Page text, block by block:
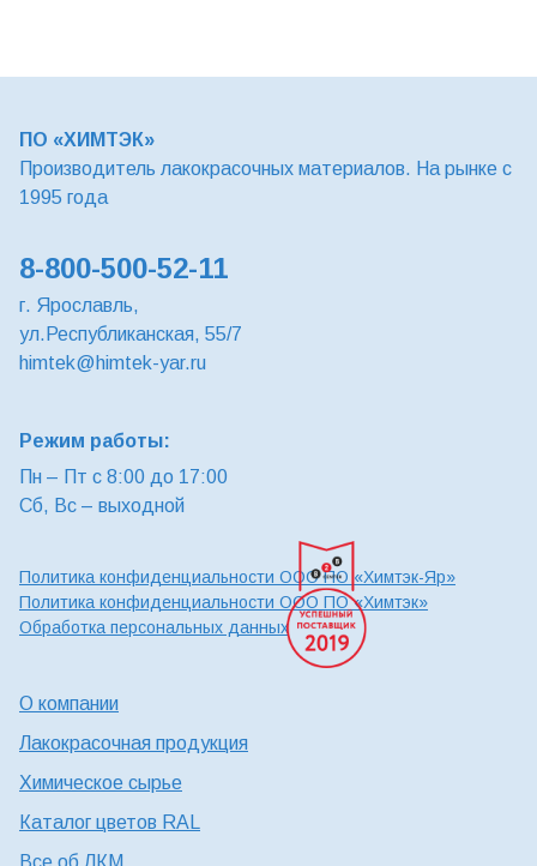
ПО «ХИМТЭК»
Производитель лакокрасочных материалов. На рынке с
1995 года
8-800-500-52-11
г. Ярославль,
ул.Республиканская, 55/7
himtek@himtek-yar.ru
Режим работы:
Пн – Пт с 8:00 до 17:00
Сб, Вс – выходной
Политика конфиденциальности ООО ПО «Химтэк-Яр»
Политика конфиденциальности ООО ПО «Химтэк»
Обработка персональных данных
О компании
Лакокрасочная продукция
Химическое сырье
Каталог цветов RAL
Все об ЛКМ